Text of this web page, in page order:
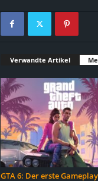
Verwandte Artikel
GTA 6: Der erste